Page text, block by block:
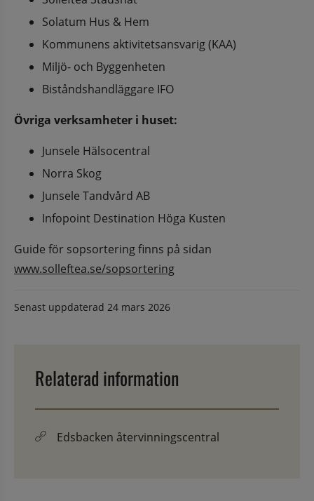
Solatum Hus & Hem
Kommunens aktivitetsansvarig (KAA)
Miljö- och Byggenheten
Biståndshandläggare IFO
Övriga verksamheter i huset:
Junsele Hälsocentral
Norra Skog
Junsele Tandvård AB
Infopoint Destination Höga Kusten
www.solleftea.se/sopsortering
Senast uppdaterad 24 mars 2026
Relaterad information
Edsbacken återvinningscentral